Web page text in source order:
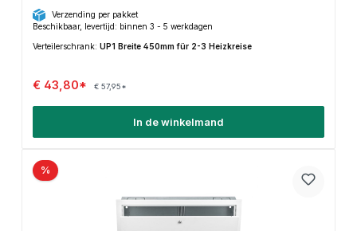
Verzending per pakket
Beschikbaar, levertijd: binnen 3 - 5 werkdagen
Verteilerschrank: UP1 Breite 450mm für 2-3 Heizkreise
€ 43,80* € 57,95*
In de winkelmand
%